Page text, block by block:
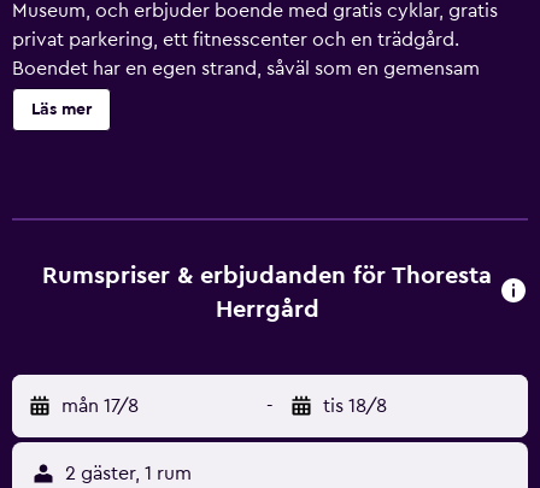
Museum, och erbjuder boende med gratis cyklar, gratis
privat parkering, ett fitnesscenter och en trädgård.
Boendet har en egen strand, såväl som en gemensam
lounge och en terrass. Hotellet är ett rökfritt boende med
bastu. Här finns även gratis WiFi i alla utrymmen. På
boendet kan du njuta av en frukostbuffé. På Thoresta
Herrgård finns en restaurang som serverar franska rätter
begäran. Som gäst på Thoresta Herrgård kan du ägna dig
åt till exempel cykling i och omkring Bro. Det finns en bar
på plats, och som gäst har du även tillgång till
businessavdelningen. Bro Hof Slott Golf Club ligger 9 km
Läs mer
Rumspriser & erbjudanden för Thoresta
Herrgård
mån 17/8 - tis 18/8
2 gäster, 1 rum